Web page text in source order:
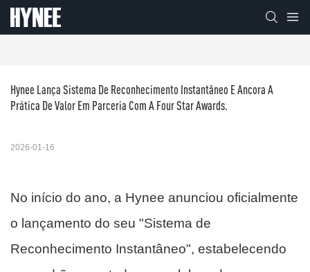
Hynee Lança Sistema De Reconhecimento Instantâneo E Ancora A
Prática De Valor Em Parceria Com A Four Star Awards.
2026-01-16
No início do ano, a Hynee anunciou oficialmente
o lançamento do seu "Sistema de
Reconhecimento Instantâneo", estabelecendo